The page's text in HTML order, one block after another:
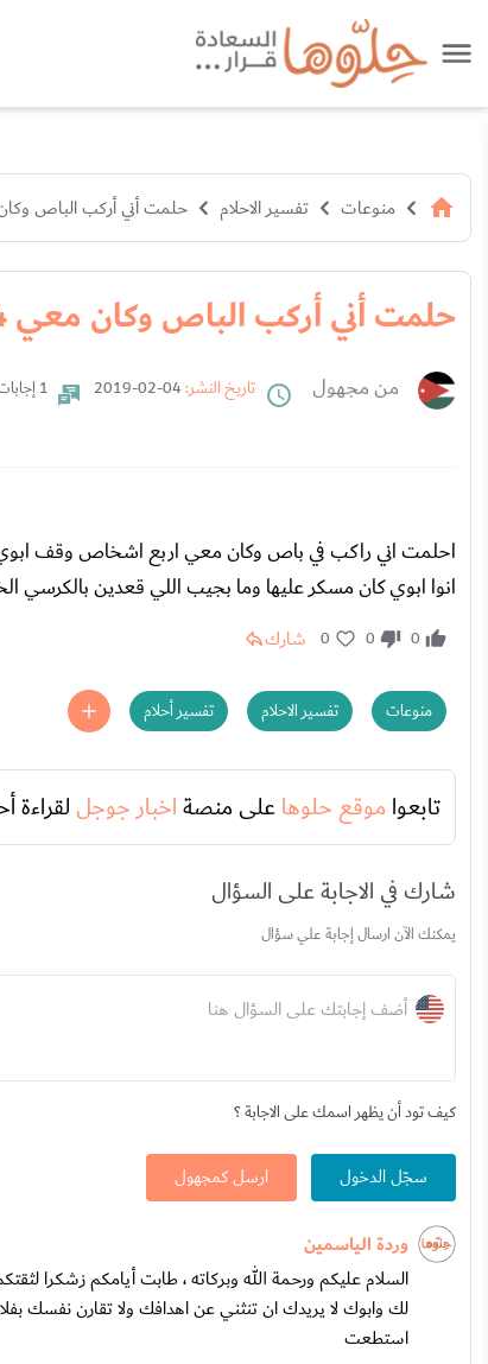
منوعات تفسير الاحلام حلمت أني أركب الباص وكان معي
حلمت أني أركب الباص وكان معي 4 أشخاص
من مجهول تاريخ النشر: 1 إجابات
احلمت اني راكب في باص وكان معي اربع اشخاص وقف
انوا ابوي كان مسكر عليها وما بجيب اللي قعدين
0
0
0 شارك
منوعات تفسير الاحلام تفسير أحلام
تابعوا موقع حلوهاعلى منصةاخبار جوجل لقراءة
شارك في الاجابة على السؤال
يمكنك الآن ارسال إجابة علي سؤال
أضف إجابتك على السؤال هنا
كيف تود أن يظهر اسمك على الاجابة ؟
سجّل الدخول ارسل كمجهول
وردة الياسمين
السلام عليكم ورحمة الله وبركاته ، طابت أيامكم
لك وابوك لا يريدك ان تنثني عن اهدافك ولا تقارن نفسك
استطعت